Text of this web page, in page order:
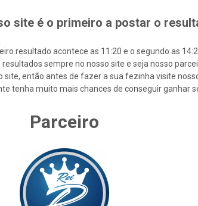
site é o primeiro a postar o
resultado acontece as 11:20 e o segundo as
sempre no nosso site e seja nosso
então antes de fazer a sua fezinha visite
tenha muito mais chances de conseguir ganhar
Parceiro